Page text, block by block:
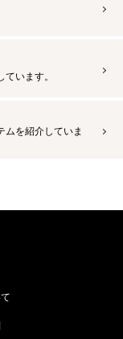
います。
ムを紹介していま